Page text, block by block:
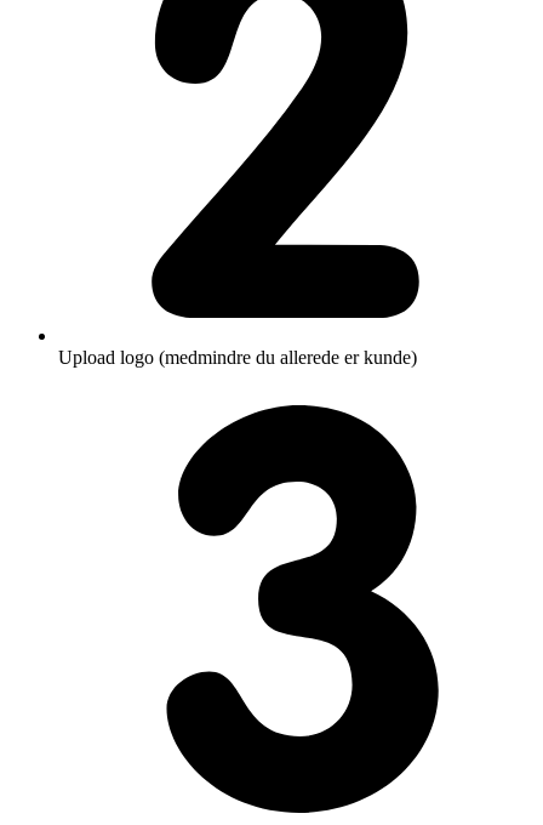
Upload logo (medmindre du allerede er kunde)